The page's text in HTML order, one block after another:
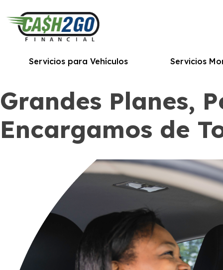
al
contenido
Servicios para Vehículos Servicios
Grandes Planes,
Encargamos de